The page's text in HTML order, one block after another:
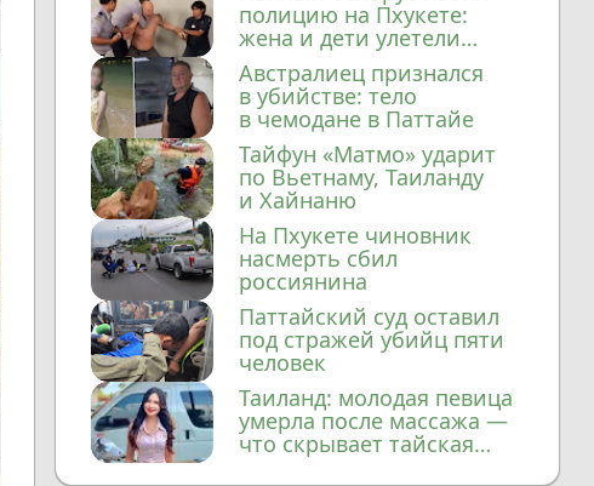
полицию на Пхукете:
жена и дети улетели
домой
Австралиец признался
в убийстве: тело
в чемодане в Паттайе
Тайфун «Матмо» ударит
по Вьетнаму, Таиланду
и Хайнаню
На Пхукете чиновник
насмерть сбил
россиянина
Паттайский суд оставил
под стражей убийц пяти
человек
Таиланд: молодая певица
умерла после массажа —
что скрывает тайская
медицина?